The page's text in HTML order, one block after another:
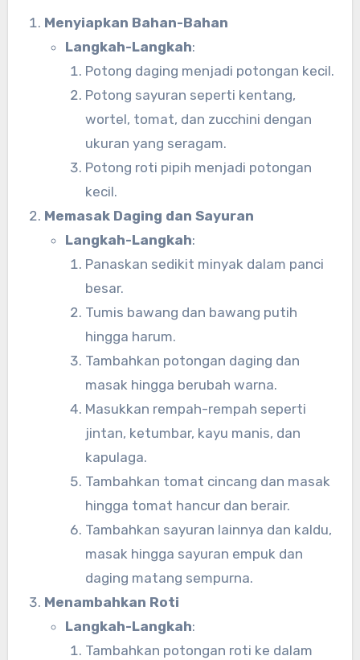
Menyiapkan Bahan-Bahan
Langkah-Langkah:
Potong daging menjadi potongan kecil.
Potong sayuran seperti kentang,
wortel, tomat, dan zucchini dengan
ukuran yang seragam.
Potong roti pipih menjadi potongan
kecil.
Memasak Daging dan Sayuran
Langkah-Langkah:
Panaskan sedikit minyak dalam panci
besar.
Tumis bawang dan bawang putih
hingga harum.
Tambahkan potongan daging dan
masak hingga berubah warna.
Masukkan rempah-rempah seperti
jintan, ketumbar, kayu manis, dan
kapulaga.
Tambahkan tomat cincang dan masak
hingga tomat hancur dan berair.
Tambahkan sayuran lainnya dan kaldu,
masak hingga sayuran empuk dan
daging matang sempurna.
Menambahkan Roti
Langkah-Langkah:
Tambahkan potongan roti ke dalam